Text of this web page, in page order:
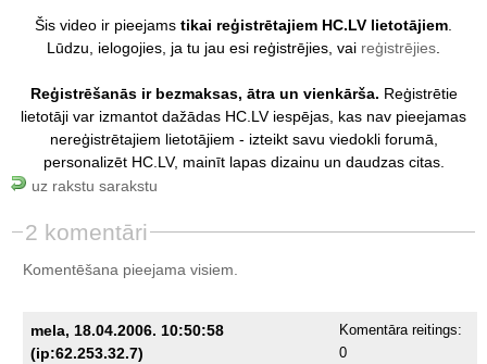
Šis video ir pieejams tikai reģistrētajiem HC.LV lietotājiem
Lūdzu, ielogojies, ja tu jau esi reģistrējies, vai reģistrējies
Reģistrēšanās ir bezmaksas, ātra un vienkārša. Reģistrētie
lietotāji var izmantot dažādas HC.LV iespējas, kas nav pieejamas
nereģistrētajiem lietotājiem - izteikt savu viedokli forumā,
personalizēt HC.LV, mainīt lapas dizainu un daudzas citas.
uz rakstu sarakstu
2 komentāri
Komentēšana pieejama visiem.
mela, 18.04.2006. 10:50:58
(ip:62.253.32.7)
Komentāra reitings:
0